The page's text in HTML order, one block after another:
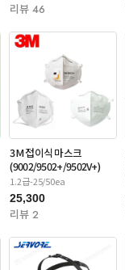
리뷰 46
3M 접이식 마스크
(9002/9502+/9502V+)
1.2급-25/50ea
25,300
리뷰 2